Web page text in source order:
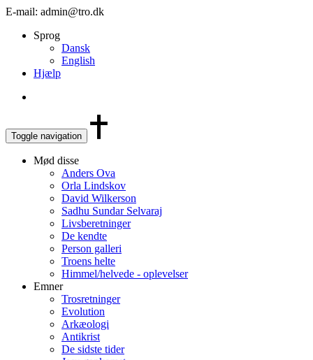
E-mail: admin@tro.dk
Sprog
Dansk
English
Hjælp
Toggle navigation
Mød disse
Anders Ova
Orla Lindskov
David Wilkerson
Sadhu Sundar Selvaraj
Livsberetninger
De kendte
Person galleri
Troens helte
Himmel/helvede - oplevelser
Emner
Trosretninger
Evolution
Arkæologi
Antikrist
De sidste tider